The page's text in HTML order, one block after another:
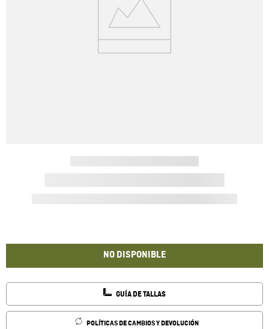
NO DISPONIBLE
GUÍA DE TALLAS
POLÍTICAS DE CAMBIOS Y DEVOLUCIÓN